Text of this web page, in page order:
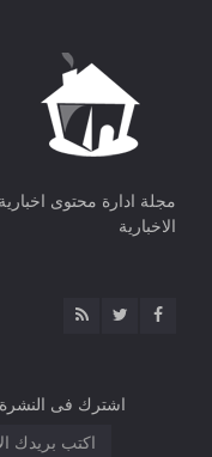
مجلة ادارة محتوى
الاخبارية
اشترك فى النشرة